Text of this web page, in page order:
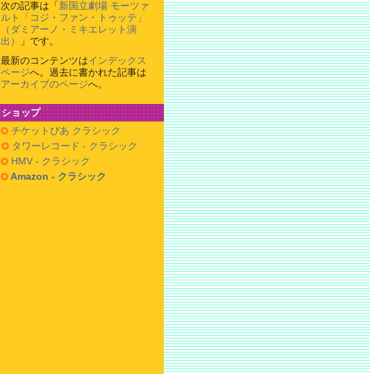
次の記事は「 新国立劇場 モーツァ
ルト「コジ・ファン・トゥッテ」
（ダミアーノ・ミキエレット演
出）
」です。
最新のコンテンツはインデックス
ページへ。過去に書かれた記事は
アーカイブのページへ。
ショップ
チケットぴあ クラシック
タワーレコード - クラシック
HMV - クラシック
Amazon - クラシック